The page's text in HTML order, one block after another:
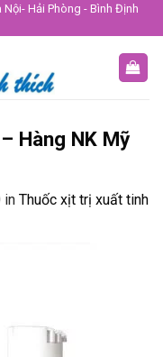
Hải Phòng - Bình Định
Hàng NK Mỹ
in Thuốc xịt trị xuất tinh